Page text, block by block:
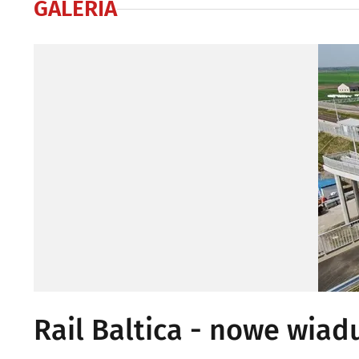
GALERIA
Rail Baltica - nowe